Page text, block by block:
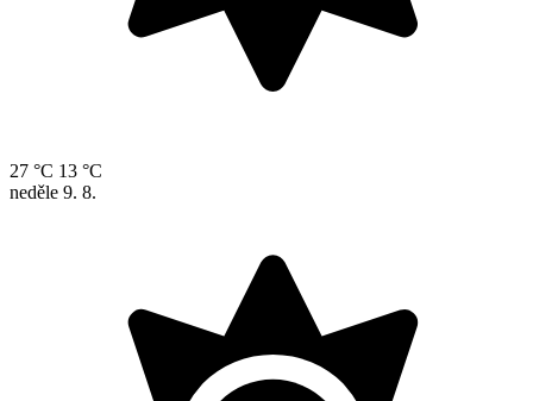
27 °C 13 °C
neděle 9. 8.